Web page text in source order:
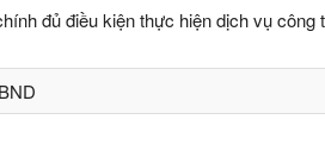
đủ điều kiện thực hiện dịch vụ